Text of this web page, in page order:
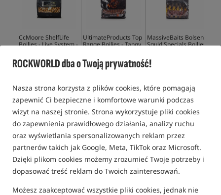
ROCKWORLD dba o Twoją prywatność!
Nasza strona korzysta z plików cookies, które pomagają
zapewnić Ci bezpieczne i komfortowe warunki podczas
wizyt na naszej stronie. Strona wykorzystuje pliki cookies
do zapewnienia prawidłowego działania, analizy ruchu
oraz wyświetlania spersonalizowanych reklam przez
partnerów takich jak Google, Meta, TikTok oraz Microsoft.
Dzięki plikom cookies możemy zrozumieć Twoje potrzeby i
dopasować treść reklam do Twoich zainteresowań.
Możesz zaakceptować wszystkie pliki cookies, jednak nie
CcMoore ShelfLife
Boilies - Live System -
60,99PLN
UltimateProducts Top
Range Boilies - Tangy
62,99PLN
MassiveBaits Bolsena
Squid Specials Boilies
72,90
KULKI PROTEINOWE
Promocja Bestseller!